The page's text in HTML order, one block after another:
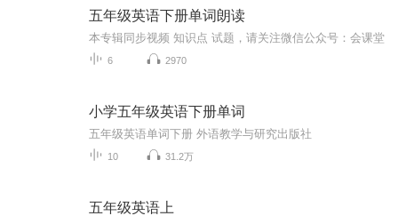
五年级英语下册单词朗读
本专辑同步视频 知识点 试题，请关注微信公众号：会课堂
6 2970
小学五年级英语下册单词
五年级英语单词下册 外语教学与研究出版社
10 31.2万
五年级英语上